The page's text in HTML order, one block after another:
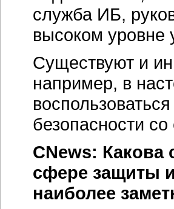
служба ИБ,
высоком уровне
Существуют и
например, в
безопасности
CNews: Какова
сфере защиты
наиболее